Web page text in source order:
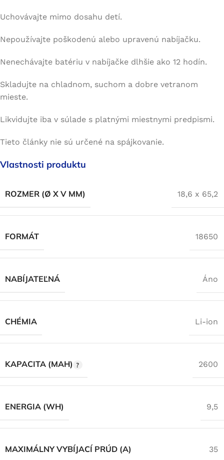
Uchovávajte mimo dosahu detí.
Nepoužívajte poškodenú alebo upravenú nabíjačku.
Nenechávajte batériu v nabíjačke dlhšie ako 12 hodín.
Skladujte na chladnom, suchom a dobre vetranom
mieste.
Likvidujte iba v súlade s platnými miestnymi predpismi.
Tieto články nie sú určené na spájkovanie.
Vlastnosti produktu
ROZMER (Ø X V MM) 18,6 x 65,2
FORMÁT 18650
NABÍJATEĽNÁ Áno
CHÉMIA Li-ion
KAPACITA (MAH) 2600
ENERGIA (WH) 9,5
MAXIMÁLNY VYBÍJACÍ PRÚD (A) 35